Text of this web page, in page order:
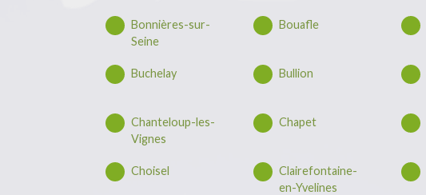
Bonnières-sur-
Seine
Bouafle
Buchelay Bullion
Chanteloup-les-
Vignes
Chapet
Choisel
Clairefontaine-
en-Yvelines